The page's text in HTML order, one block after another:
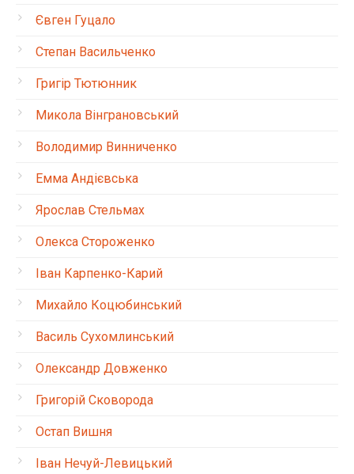
Євген Гуцало
Степан Васильченко
Григір Тютюнник
Микола Вінграновський
Володимир Винниченко
Емма Андієвська
Ярослав Стельмах
Олекса Стороженко
Іван Карпенко-Карий
Михайло Коцюбинський
Василь Сухомлинський
Олександр Довженко
Григорій Сковорода
Остап Вишня
Іван Нечуй-Левицький